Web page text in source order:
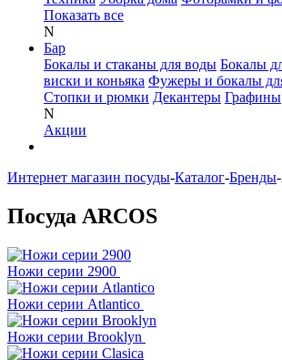
Показать все
N
Бар
Бокалы и стаканы для воды Бокалы
виски и коньяка Фужеры и бокалы
Стопки и рюмки Декантеры Графины
N
Акции
Интернет магазин посуды-Каталог-Бренды-
Посуда ARCOS
Ножи серии 2900
Ножи серии Atlantico
Ножи серии Brooklyn